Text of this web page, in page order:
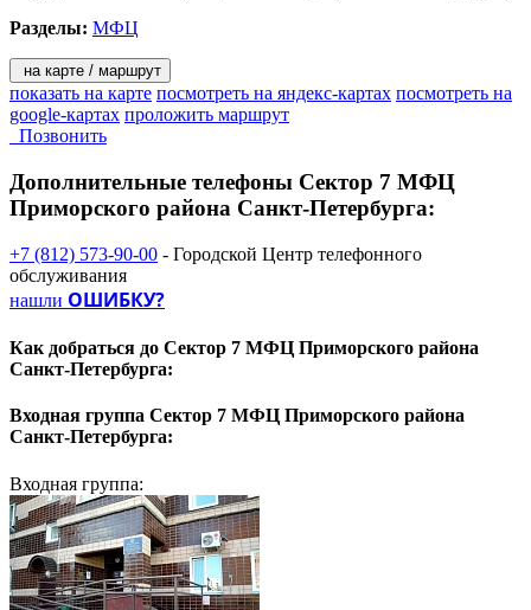
Разделы: МФЦ
на карте / маршрут
показать на карте посмотреть на яндекс-картах посмотреть на
google-картах проложить маршрут
Позвонить
Дополнительные телефоны Сектор 7 МФЦ
Приморского района Санкт-Петербурга:
+7 (812) 573-90-00 - Городской Центр телефонного
обслуживания
нашли ОШИБКУ?
Как добраться до Сектор 7 МФЦ Приморского района
Санкт-Петербурга:
Входная группа Сектор 7 МФЦ Приморского района
Санкт-Петербурга:
Входная группа: